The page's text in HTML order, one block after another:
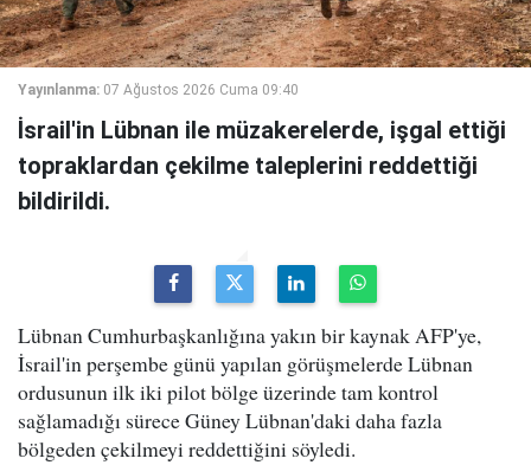
Yayınlanma: 07 Ağustos 2026 Cuma 09:40
İsrail'in Lübnan ile müzakerelerde, işgal ettiği
topraklardan çekilme taleplerini reddettiği
bildirildi.
Lübnan Cumhurbaşkanlığına yakın bir kaynak AFP'ye,
İsrail'in perşembe günü yapılan görüşmelerde Lübnan
ordusunun ilk iki pilot bölge üzerinde tam kontrol
sağlamadığı sürece Güney Lübnan'daki daha fazla
bölgeden çekilmeyi reddettiğini söyledi.